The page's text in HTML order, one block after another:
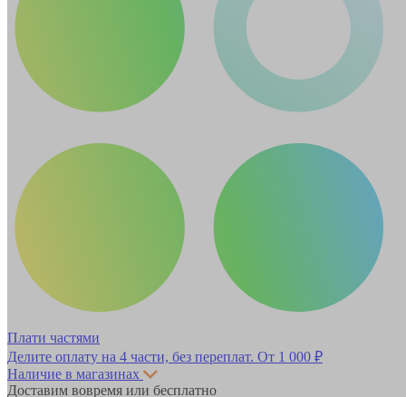
Плати частями
Делите оплату на 4 части, без переплат. От 1 000 ₽
Наличие в магазинах
Доставим вовремя или бесплатно